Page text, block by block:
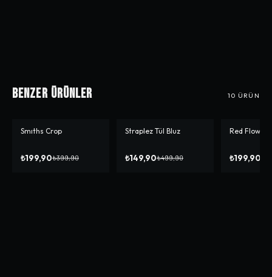
Benzer Ürünler 10 ÜRÜN
-%50
Smıths Crop
₺199,90₺399,90
-%70
Straplez Tül Bluz
₺149,90₺499,90
-%50
Red Flower
₺199,90